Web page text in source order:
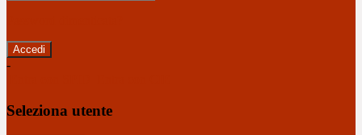
-
Seleziona utente